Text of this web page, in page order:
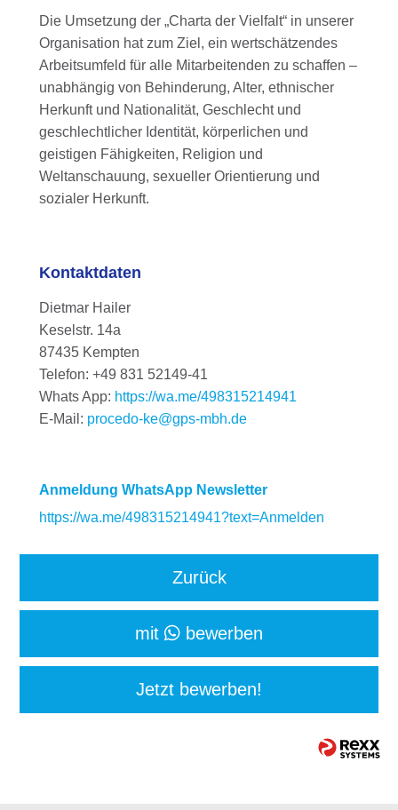
Die Umsetzung der „Charta der Vielfalt“ in unserer
Organisation hat zum Ziel, ein wertschätzendes
Arbeitsumfeld für alle Mitarbeitenden zu schaffen –
unabhängig von Behinderung, Alter, ethnischer
Herkunft und Nationalität, Geschlecht und
geschlechtlicher Identität, körperlichen und
geistigen Fähigkeiten, Religion und
Weltanschauung, sexueller Orientierung und
sozialer Herkunft.
Kontaktdaten
Dietmar Hailer
Keselstr. 14a
87435 Kempten
Telefon: +49 831 52149-41
Whats App: https://wa.me/498315214941
E-Mail: procedo-ke@gps-mbh.de
Anmeldung WhatsApp Newsletter
https://wa.me/498315214941?text=Anmelden
Zurück
mit bewerben
Jetzt bewerben!